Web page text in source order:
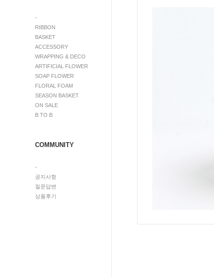
-
RIBBON
BASKET
ACCESSORY
WRAPPING & DECO
ARTIFICIAL FLOWER
SOAP FLOWER
FLORAL FOAM
SEASON BASKET
ON SALE
B TO B
COMMUNITY
-
공지사항
질문답변
상품후기
수량감소